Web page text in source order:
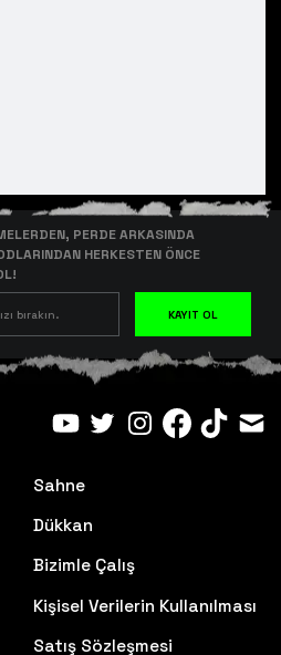
PERDE ARKASINDA
HERKESTEN ÖNCE
KAYIT OL
Sahne
Dükkan
Bizimle Çalış
Kişisel Verilerin Kullanılması
Satış Sözleşmesi